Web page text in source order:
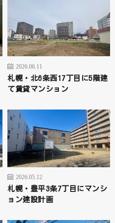
2026.06.11
札幌・北6条西17丁目に5階建
て賃貸マンション
2026.05.12
札幌・豊平3条7丁目にマンシ
ョン建設計画